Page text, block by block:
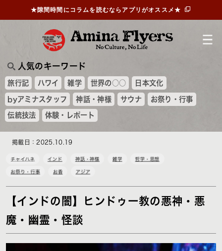
人気のキーワード
旅行記 ハワイ 雑学 世界の○○ 日本文化
byアミナスタッフ 神話・神様 サウナ お祭り・行事
伝統技法 体験・レポート
★隙間時間にコラムを読むならアプリがオススメ★
掲載日：2025.10.19
チャイハネ インド 神話・神様 雑学 哲学・思想
お祭り・行事 お香 アジア
【インドの闇】ヒンドゥー教の悪神・悪
魔・幽霊・怪談